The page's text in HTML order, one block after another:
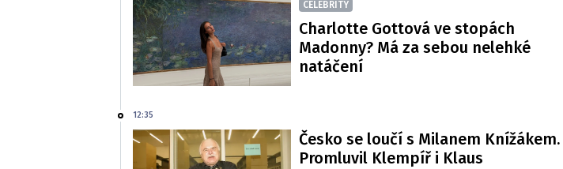
CELEBRITY
Charlotte Gottová ve stopách
Madonny? Má za sebou nelehké
natáčení
12:35
Česko se loučí s Milanem Knížákem.
Promluvil Klempíř i Klaus